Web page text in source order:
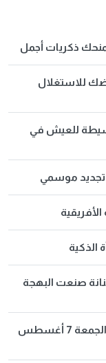
ذكريات أجمل
للاستغلال
للعيش في
تجديد موسمي
الذكية
صنعت البهجة
مواعيد قطارات «القاهرة - أسوان» اليوم الجمعة 7 أغسطس